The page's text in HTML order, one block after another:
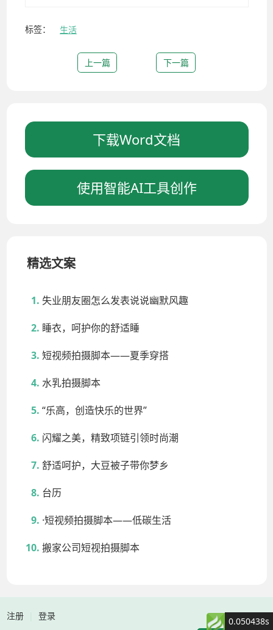
标签： 生活
上一篇 下一篇
下载Word文档
使用智能AI工具创作
精选文案
失业朋友圈怎么发表说说幽默风趣
睡衣，呵护你的舒适睡
短视频拍摄脚本——夏季穿搭
水乳拍摄脚本
“乐高，创造快乐的世界”
闪耀之美，精致项链引领时尚潮
舒适呵护，大豆被子带你梦乡
台历
·短视频拍摄脚本——低碳生活
搬家公司短视拍摄脚本
注册 登录 0.050438s